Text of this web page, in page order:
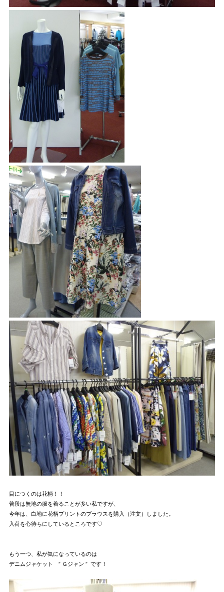
目につくのは花柄！！
普段は無地の服を着ることが多い私ですが、
今年は、白地に花柄プリントのブラウスを購入（注文）しました。
入荷を心待ちにしているところです♡
もう一つ、私が気になっているのは
デニムジャケット ” Ｇジャン ” です！